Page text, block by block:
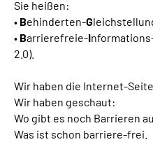
Sie heißen:
• Behinderten-G
• Barrierefreie-I
2.0).
Wir haben die Internet-Seite
Wir haben geschaut:
Wo gibt es noch Barrieren
Was ist schon barriere-frei.